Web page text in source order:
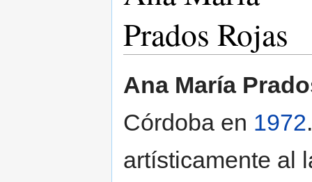
Prados Rojas
Ana María
Córdoba en 1972
artísticamente al